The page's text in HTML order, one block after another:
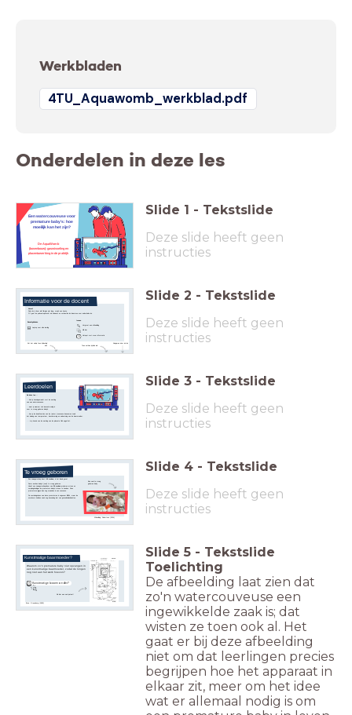
Werkbladen
4TU_Aquawomb_werkblad.pdf
Onderdelen in deze les
Een watercouveuse voor
premature baby's: hoe
moeilijk kan het zijn?
De AquaWomb
(bovenbouw): gaswisseling en
placentawerking in de praktijk
Slide 1 - Tekstslide
Deze slide heeft geen
instructies
Informatie voor de docent
Benodigdheden
Iconen
Zet het vinkje 'toon bij leerling'
aan
Toon notities bij elke dia
Navigeren door de les
Vergroot een afbeelding
Klik hier
Hotspot met meer informatie
Laptop voor elke leerling
Vooraf
Deze les is door alle filmpjes wat lang, maak een keuze.
Of geef de podcastopdracht als huiswerk en verdeel de les daarmee over anderhalve les.
Slide 2 - Tekstslide
Deze slide heeft geen
instructies
Leerdoelen
Na deze les...
...heb je kennisgemaakt met de werking
van een watercouveuse.
...weet je waarom zo’n innovatie nodig is
voor te vroeg geboren baby’s.
...kun je de basisfuncties van de (water-)couveuse benoemen zoals
het belang van temperatuur, bescherming en nabootsing van de baarmoeder.
... is je kennis van de werking van de placenta flink opgefrist.
Slide 3 - Tekstslide
Deze slide heeft geen
instructies
Te vroeg geboren
Een zwangerschap duurt 40 weken, in het ideale geval.
Soms worden baby's (veel) te vroeg geboren.
Vanaf een zwangerschapsduur van 24 wekenproberen artsen en
verpleegkundigen de premature baby's in leven te houden. Deze
prematuren liggen dan nog maanden in een couveuse.
De overlevingskans van deze prematuren is ongeveer 50%, maar de
overlevers hebben vaak nog levenslang last van gezondheidsklachten.
Afbeelding: Robertson (2024)
Een veel te vroeg
geboren baby
Slide 4 - Tekstslide
Deze slide heeft geen
instructies
Kunstmatige baarmoeder?
Waarom zo'n premature baby niet opvangen in
een kunstmatige baarmoeder, zodat de longen
nog niet aan het werk hoeven?
Kunstmatige baarmoeder?
Zie hier een oud patent!
Bron: Greenberg (1955)
Slide 5 - Tekstslide
Toelichting
De afbeelding laat zien dat
zo'n watercouveuse een
ingewikkelde zaak is; dat
wisten ze toen ook al. Het
gaat er bij deze afbeelding
niet om dat leerlingen precies
begrijpen hoe het apparaat in
elkaar zit, meer om het idee
wat er allemaal nodig is om